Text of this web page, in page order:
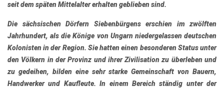
seit dem späten Mittelalter erhalten geblieben sind.
Die sächsischen Dörfern Siebenbürgenserschien im zwölften
Jahrhundert, als die Könige von Ungarn niedergelassen deutschen
Kolonisten in der Region. Sie hatten einen besonderen Status unter
den Völkern in der Provinz und ihrer Zivilisation zu überleben und
zu gedeihen, bilden eine sehr starke Gemeinschaft von Bauern,
Handwerker und Kaufleute. In einem Bereich ständig unter der